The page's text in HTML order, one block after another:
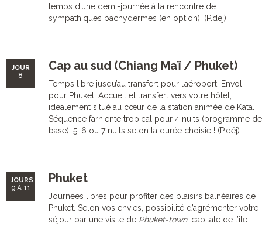
temps d’une demi-journée à la rencontre de
sympathiques pachydermes (en option). (P.déj)
JOUR
8
Cap au sud (Chiang Maï / Phuket)
Temps libre jusqu’au transfert pour l’aéroport. Envol
pour Phuket. Accueil et transfert vers votre hôtel,
idéalement situé au cœur de la station animée de Kata.
Séquence farniente tropical pour 4 nuits (programme de
base), 5, 6 ou 7 nuits selon la durée choisie ! (P.déj)
JOURS
9 À 11
Phuket
Journées libres pour profiter des plaisirs balnéaires de
Phuket. Selon vos envies, possibilité d’agrémenter votre
séjour par une visite de Phuket-town, capitale de l’île